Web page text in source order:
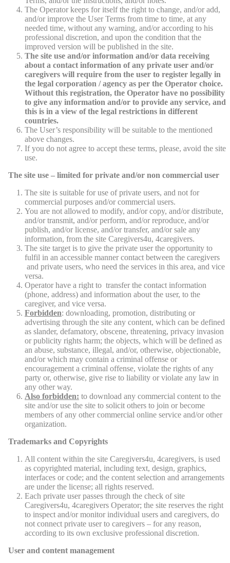
The Operator keeps for itself the right to change, and/or add,
and/or improve the User Terms from time to time, at any
needed time, without any warning, and/or according to his
professional discretion, and upon the condition that the
improved version will be published in the site.
The site use and/or information and/or data receiving
about a contact information of any private user and/or
caregivers will require from the user to register legally in
the legal corporation / agency as per the Operator choice.
Without this registration, the Operator have no possibility
to give any information and/or to provide any service, and
this is in a view of the legal restrictions in different
countries.
The User’s responsibility will be suitable to the mentioned
above changes.
If you do not agree to accept these terms, please, avoid the site
use.
The site use – limited for private and/or non commercial user
The site is suitable for use of private users, and not for
commercial purposes and/or commercial users.
You are not allowed to modify, and/or copy, and/or distribute,
and/or transmit, and/or perform, and/or reproduce, and/or
publish, and/or license, and/or transfer, and/or sale any
information, from the site Caregivers4u, 4caregivers.
The site target is to give the private user the opportunity to
fulfil in an accessible manner contact between the caregivers
and private users, who need the services in this area, and vice
versa.
Operator have a right to transfer the contact information
(phone, address) and information about the user, to the
caregiver, and vice versa.
Forbidden: downloading, promotion, distributing or
advertising through the site any content, which can be defined
as slander, defamatory, obscene, threatening, privacy invasion
or publicity rights harm; the objects, which will be defined as
an abuse, substance, illegal, and/or, otherwise, objectionable,
and/or which may contain a criminal offense or
encouragement a criminal offense, violate the rights of any
party or, otherwise, give rise to liability or violate any law in
any other way.
Also forbidden: to download any commercial content to the
site and/or use the site to solicit others to join or become
members of any other commercial online service and/or other
organization.
Trademarks and Copyrights
All content within the site Caregivers4u, 4caregivers, is used
as copyrighted material, including text, design, graphics,
interfaces or code; and the content selection and arrangements
are under the license; all rights reserved.
Each private user passes through the check of site
Caregivers4u, 4caregivers Operator; the site reserves the right
to inspect and/or monitor individual users and caregivers, do
not connect private user to caregivers – for any reason,
according to its own exclusive professional discretion.
User and content management